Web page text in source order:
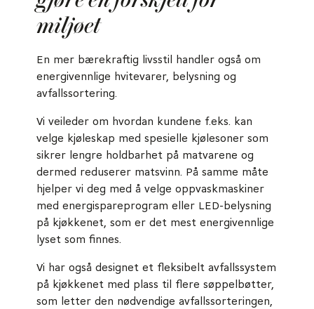
miljøet
En mer bærekraftig livsstil handler også om
energivennlige hvitevarer, belysning og
avfallssortering.
Vi veileder om hvordan kundene f.eks. kan
velge kjøleskap med spesielle kjølesoner som
sikrer lengre holdbarhet på matvarene og
dermed reduserer matsvinn. På samme måte
hjelper vi deg med å velge oppvaskmaskiner
med energispareprogram eller LED-belysning
på kjøkkenet, som er det mest energivennlige
lyset som finnes.
Vi har også designet et fleksibelt avfallssystem
på kjøkkenet med plass til flere søppelbøtter,
som letter den nødvendige avfallssorteringen,